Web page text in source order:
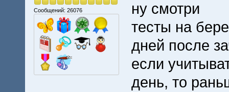
Сообщений: 26076
ну смотри
тесты на
дней после
если
день, то